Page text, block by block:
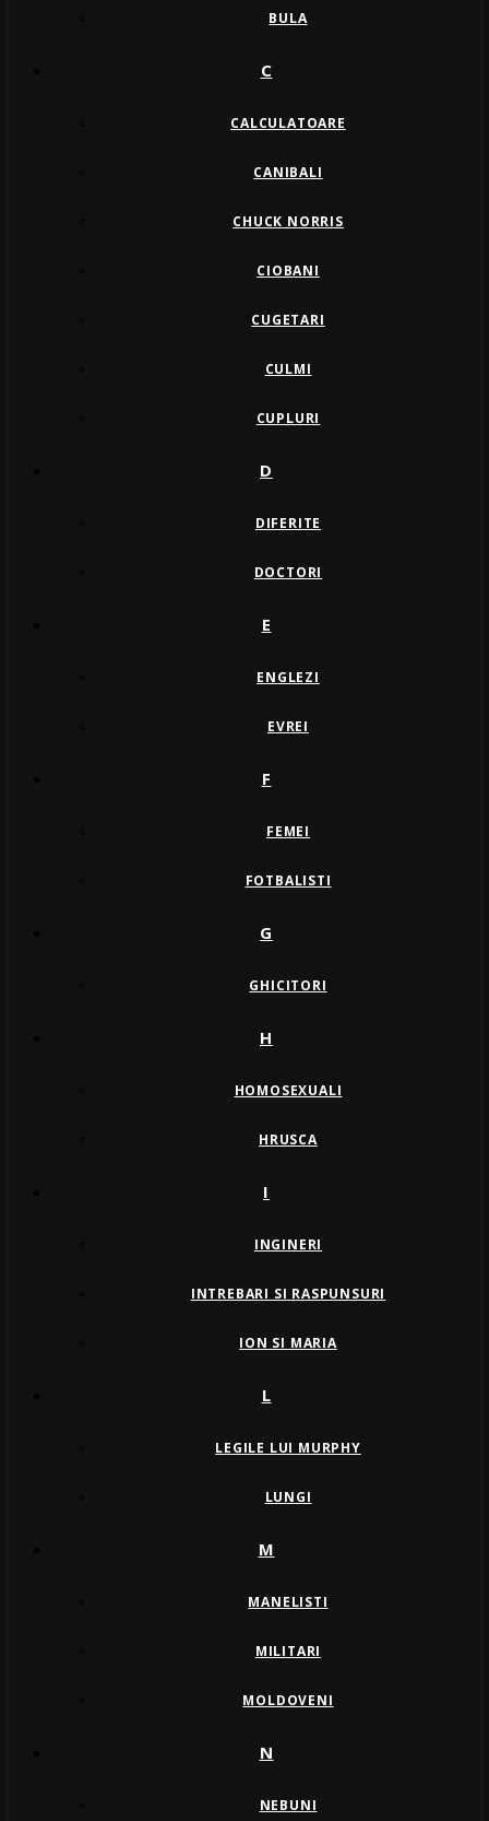
BULA
C
CALCULATOARE
CANIBALI
CHUCK NORRIS
CIOBANI
CUGETARI
CULMI
CUPLURI
D
DIFERITE
DOCTORI
E
ENGLEZI
EVREI
F
FEMEI
FOTBALISTI
G
GHICITORI
H
HOMOSEXUALI
HRUSCA
I
INGINERI
INTREBARI SI RASPUNSURI
ION SI MARIA
L
LEGILE LUI MURPHY
LUNGI
M
MANELISTI
MILITARI
MOLDOVENI
N
NEBUNI